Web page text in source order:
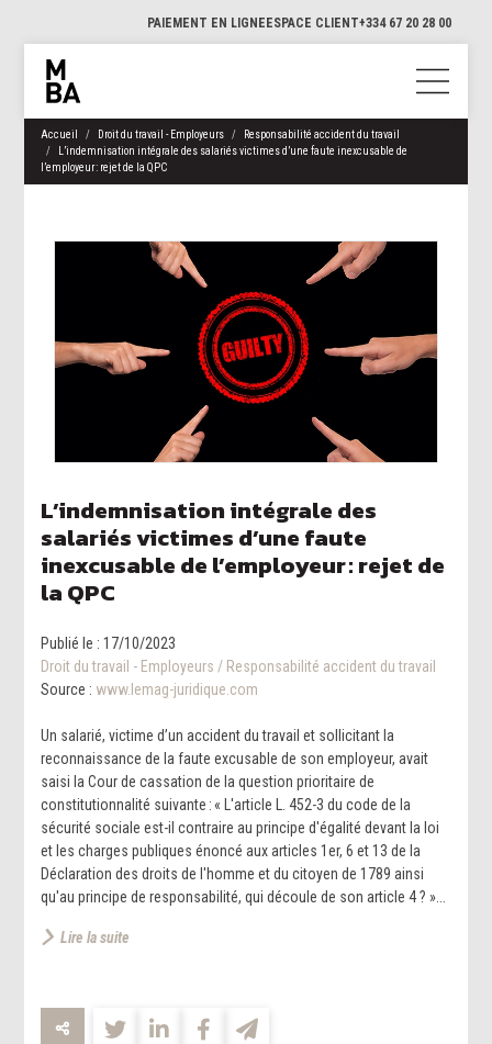
PAIEMENT EN LIGNEESPACE CLIENT+334 67 20 28 00
Accueil Droit du travail - Employeurs
Responsabilité accident du travail
L’indemnisation intégrale des salariés victimes d’une faute inexcusable de
l’employeur : rejet de la QPC
L’indemnisation intégrale des
salariés victimes d’une faute
inexcusable de l’employeur : rejet de
la QPC
Publié le :17/10/2023
Droit du travail - Employeurs / Responsabilité accident du travail
Source : www.lemag-juridique.com
Un salarié, victime d’un accident du travail et sollicitant la
reconnaissance de la faute excusable de son employeur, avait
saisi la Cour de cassation de la question prioritaire de
constitutionnalité suivante : « L'article L. 452-3 du code de la
sécurité sociale est-il contraire au principe d'égalité devant la loi
et les charges publiques énoncé aux articles 1er, 6 et 13 de la
Déclaration des droits de l'homme et du citoyen de 1789 ainsi
qu'au principe de responsabilité, qui découle de son article 4 ? »...
Lire la suite